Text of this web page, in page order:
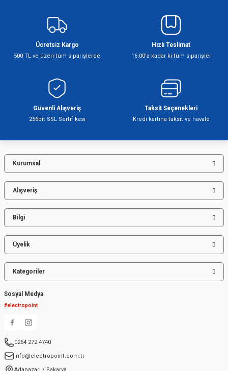
Görüş ve önerileriniz için teşekkür ederiz.
Ürün resmi kalitesiz, bozuk veya görüntülenemiyor.
Ürün bilgilerinde hatalar bulunuyor.
Ürün fiyatı diğer sitelerden daha pahalı.
Bu ürüne benzer farklı alternatifler olmalı.
Gönder
Ücretsiz Kargo
500 TL ve üzeri tüm siparişlerde
Hızlı Teslimat
16:00’a kadar ki tüm siparişler
Güvenli Alışveriş
256bit SSL Sertifikası
Taksit Seçenekleri
Kredi kartına taksit ve havale
Kurumsal
Alışveriş
Bilgi
Üyelik
Kategoriler
Sosyal Medya
#electropoint
0264 272 4740
info@electropoint.com.tr